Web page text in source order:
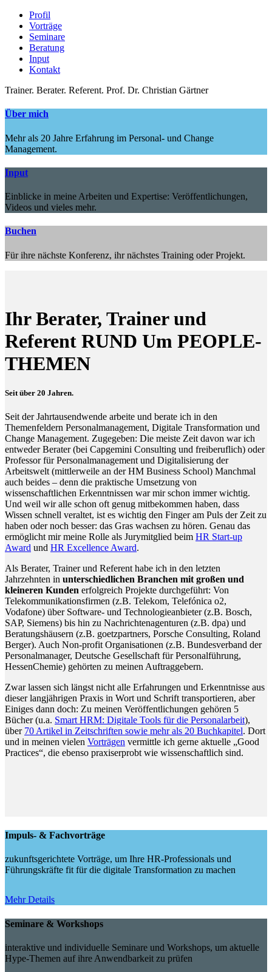
Profil
Vorträge
Seminare
Beratung
Input
Kontakt
Trainer. Berater. Referent. Prof. Dr. Christian Gärtner
Über mich
Mehr als 20 Jahre Erfahrung im Personal- und Change
Management.
Input
Einblicke in meine Arbeiten und Expertise: Veröffentlichungen,
Videos und vieles mehr.
Buchen
Für ihre nächste Konferenz, ihr nächstes Training oder Projekt.
Ihr Berater, Trainer und
Referent RUND Um PEOPLE-
THEMEN
Seit über 20 Jahren.
Seit der Jahrtausendwende arbeite und berate ich in den
Themenfeldern Personalmanagement, Digitale Transformation und
Change Management. Zugegeben: Die meiste Zeit davon war ich
entweder Berater (bei Capgemini Consulting und freiberuflich) oder
Professor für Personalmanagement und Digitalisierung der
Arbeitswelt (mittlerweile an der HM Business School) Manchmal
auch beides – denn die praktische Umsetzung von
wissenschaftlichen Erkenntnissen war mir schon immer wichtig.
Und weil wir alle schon oft genug mitbekommen haben, dass
Wissen schnell veraltet, ist es wichtig den Finger am Puls der Zeit zu
haben oder noch besser: das Gras wachsen zu hören. Genau das
ermöglicht mir meine Rolle als Jurymitglied beim HR Start-up
Award und HR Excellence Award.
Als Berater, Trainer und Referent habe ich in den letzten
Jahrzehnten in unterschiedlichen Branchen mit großen und
kleineren Kunden erfolgreich Projekte durchgeführt: Von
Telekommunikationsfirmen (z.B. Telekom, Telefónica o2,
Vodafone) über Software- und Technologieanbieter (z.B. Bosch,
SAP, Siemens) bis hin zu Nachrichtenagenturen (z.B. dpa) und
Beratungshäusern (z.B. goetzpartners, Porsche Consulting, Roland
Berger). Auch Non-profit Organisationen (z.B. Bundesverband der
Personalmanager, Deutsche Gesellschaft für Personalführung,
HessenChemie) gehörten zu meinen Auftraggebern.
Zwar lassen sich längst nicht alle Erfahrungen und Erkenntnisse aus
dieser langjährigen Praxis in Wort und Schrift transportieren, aber
Einiges dann doch: Zu meinen Veröffentlichungen gehören 5
Bücher (u.a. Smart HRM: Digitale Tools für die Personalarbeit),
über 70 Artikel in Zeitschriften sowie mehr als 20 Buchkapitel. Dort
und in meinen vielen Vorträgen vermittle ich gerne aktuelle „Good
Practices“, die ebenso praxiserprobt wie wissenschaftlich sind.
Impuls- & Fachvorträge
zukunftsgerichtete Vorträge, um Ihre HR-Professionals und
Führungskräfte fit für die digitale Transformation zu machen
Mehr Details
Seminare & Workshops
interaktive und individuelle Seminare und Workshops, um aktuelle
Hype-Themen auf ihre Anwendbarkeit zu prüfen